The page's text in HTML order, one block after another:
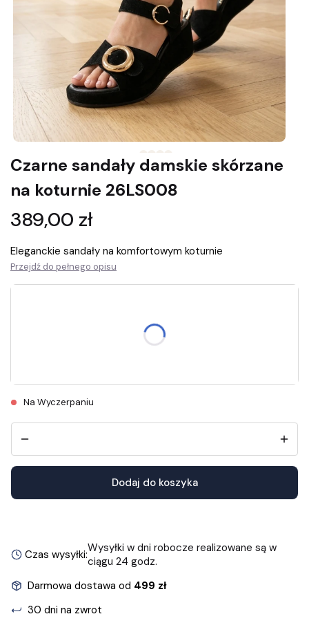
Czarne sandały damskie skórzane
na koturnie 26LS008
Cena
389,00 zł
Eleganckie sandały na komfortowym koturnie
Przejdź do pełnego opisu
Długość wkładek znajdziesz w opisie.
Na Wyczerpaniu
Dodaj do koszyka
Czas wysyłki:Wysyłki w dni robocze realizowane są w
ciągu 24 godz.
Darmowa dostawa od 499 zł
30 dni na zwrot